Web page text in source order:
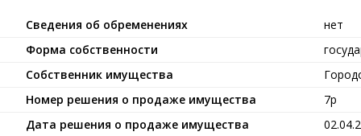
Сведения об обременениях
нет
Форма собственности
Собственник имущества
Номер решения о продаже имущества
7р
Дата решения о продаже имущества